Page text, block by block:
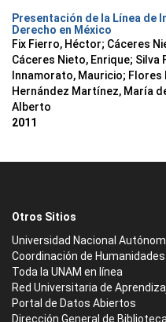
Presentación de la Línea de
Derecho en México
Fix Fierro, Héctor; Cáceres
Cáceres Nieto, Enrique; Silva
Innamorato, Mauricio; Flores
Hernández Martínez, María
Alberto
2011
Otros Sitios
Universidad Nacional
Coordinación de Humanidades
Toda la UNAM en línea
Red Universitaria de
Portal de Datos Abiertos
Dirección General de